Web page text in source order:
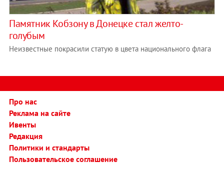
Памятник Кобзону в Донецке стал желто-
голубым
Неизвестные покрасили статую в цвета национального флага
Про нас
Реклама на сайте
Ивенты
Редакция
Политики и стандарты
Пользовательское соглашение